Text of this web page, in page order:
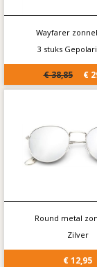
Wayfarer
3 stuks
€ 38,85 €
Round metal
Zilver
€ 12,95